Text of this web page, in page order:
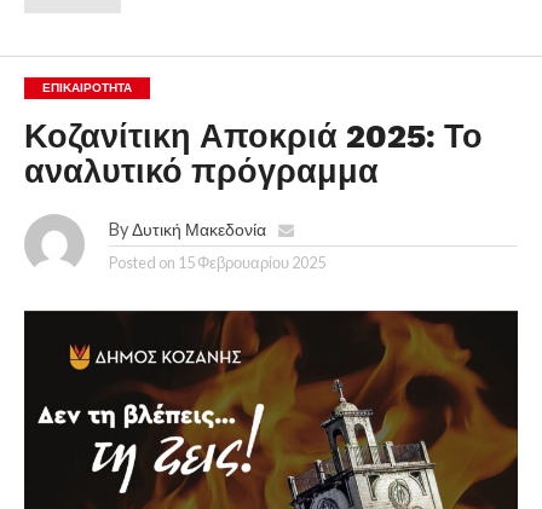
ΕΠΙΚΑΙΡΟΤΗΤΑ
Κοζανίτικη Αποκριά 2025: Το
αναλυτικό πρόγραμμα
By Δυτική Μακεδονία
Posted on 15 Φεβρουαρίου 2025